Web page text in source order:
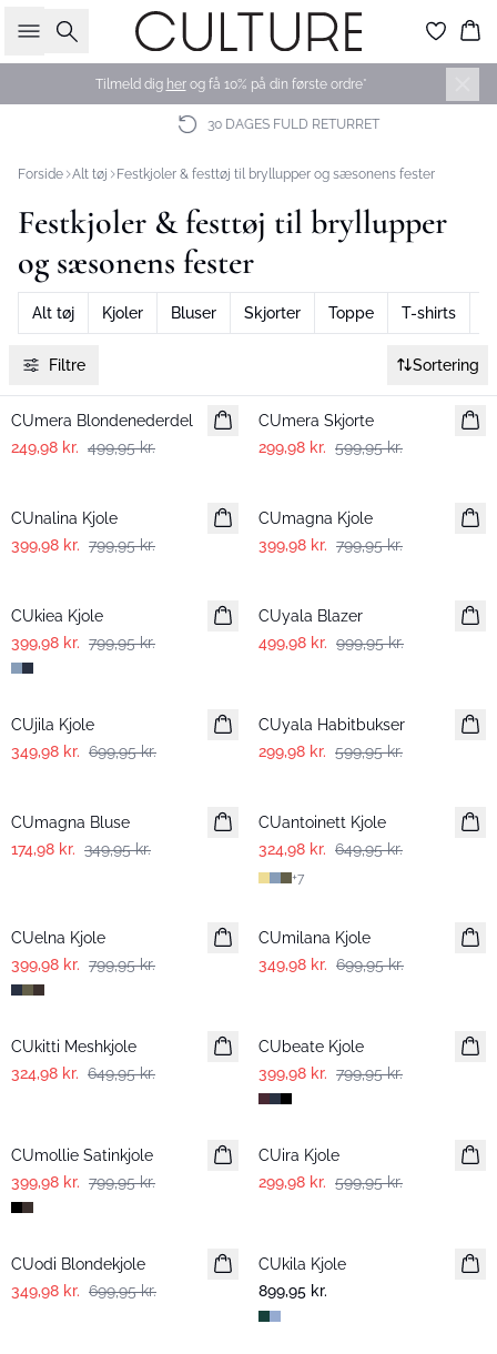
Søg
Tilmeld dig herog få 10% på din første ordre*
30 DAGES FULD RETURRET
Forside Alt tøj Festkjoler & festtøj til bryllupper og sæsonens fester
Festkjoler & festtøj til bryllupper
og sæsonens fester
Alt tøj Kjoler Bluser Skjorter Toppe T-shirts
Filtre Sortering
-50%
CUmera Blondenederdel
249,98 kr. 499,95 kr.
CUmera Skjorte
299,98 kr. 599,95 kr.
CUnalina Kjole
399,98 kr. 799,95 kr.
CUmagna Kjole
399,98 kr. 799,95 kr.
CUkiea Kjole
399,98 kr. 799,95 kr.
CUyala Blazer
499,98 kr. 999,95 kr.
-50%
CUjila Kjole
349,98 kr. 699,95 kr.
CUyala Habitbukser
299,98 kr. 599,95 kr.
CUmagna Bluse
174,98 kr. 349,95 kr.
CUantoinett Kjole
324,98 kr. 649,95 kr.
+7
CUelna Kjole
399,98 kr. 799,95 kr.
CUmilana Kjole
349,98 kr. 699,95 kr.
-50%
CUkitti Meshkjole
324,98 kr. 649,95 kr.
CUbeate Kjole
399,98 kr. 799,95 kr.
CUmollie Satinkjole
399,98 kr. 799,95 kr.
-50%
CUira Kjole
299,98 kr. 599,95 kr.
-50%
CUodi Blondekjole
349,98 kr. 699,95 kr.
CUkila Kjole
899,95 kr.
-50%